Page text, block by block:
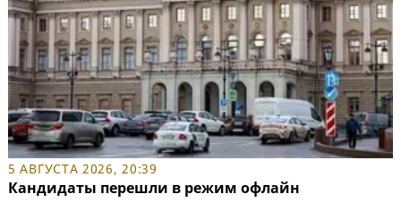
5 АВГУСТА 2026, 20:39
Кандидаты перешли в режим офлайн